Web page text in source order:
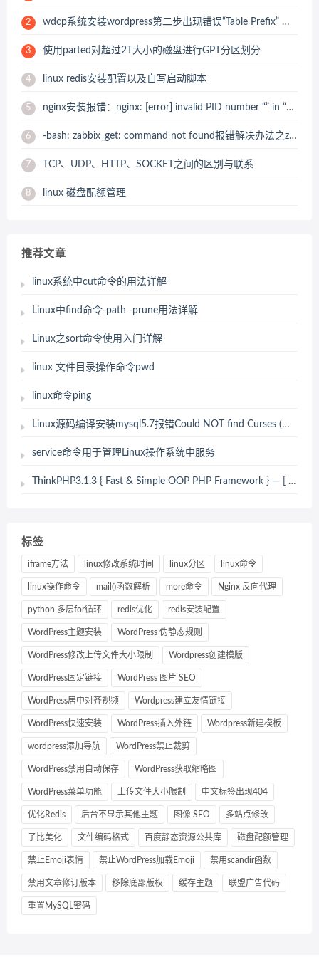
2 wdcp系统安装wordpress第二步出现错误“Table Prefix” must not be empty
3 使用parted对超过2T大小的磁盘进行GPT分区划分
4 linux redis安装配置以及自写启动脚本
5 nginx安装报错：nginx: [error] invalid PID number “” in “/usr/local/nginx/logs/nginx.pid” 解决办法
6 -bash: zabbix_get: command not found报错解决办法之zabbix_get 安装
7 TCP、UDP、HTTP、SOCKET之间的区别与联系
8 linux 磁盘配额管理
推荐文章
linux系统中cut命令的用法详解
Linux中find命令-path -prune用法详解
Linux之sort命令使用入门详解
linux 文件目录操作命令pwd
linux命令ping
Linux源码编译安装mysql5.7报错Could NOT find Curses (missing CURSES_LIBRARY CURSES_INCLUDE_PATH)解决办法
service命令用于管理Linux操作系统中服务
ThinkPHP3.1.3 { Fast & Simple OOP PHP Framework } — [ WE CAN DO IT JUST THINK ] 报错解决办法。
标签
iframe方法 linux修改系统时间 linux分区 linux命令
linux操作命令 mail()函数解析 more命令 Nginx 反向代理
python 多层for循环 redis优化 redis安装配置
WordPress主题安装 WordPress 伪静态规则
WordPress修改上传文件大小限制 Wordpress创建模版
WordPress固定链接 WordPress 图片 SEO
WordPress居中对齐视频 Wordpress建立友情链接
WordPress快速安装 WordPress插入外链 Wordpress新建模板
wordpress添加导航 WordPress禁止裁剪
WordPress禁用自动保存 WordPress获取缩略图
WordPress菜单功能 上传文件大小限制 中文标签出现404
优化Redis 后台不显示其他主题 图像 SEO 多站点修改
子比美化 文件编码格式 百度静态资源公共库 磁盘配额管理
禁止Emoji表情 禁止WordPress加载Emoji 禁用scandir函数
禁用文章修订版本 移除底部版权 缓存主题 联盟广告代码
重置MySQL密码